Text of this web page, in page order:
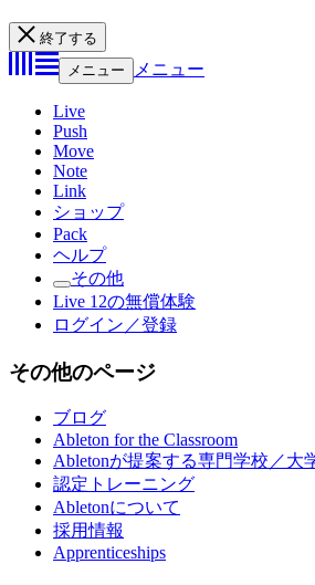
終了する
メニュー
メニュー
Live
Push
Move
Note
Link
ショップ
Pack
ヘルプ
その他
Live 12の無償体験
ログイン／登録
その他のページ
ブログ
Ableton for the Classroom
Abletonが提案する専門学校／大
認定トレーニング
Abletonについて
採用情報
Apprenticeships